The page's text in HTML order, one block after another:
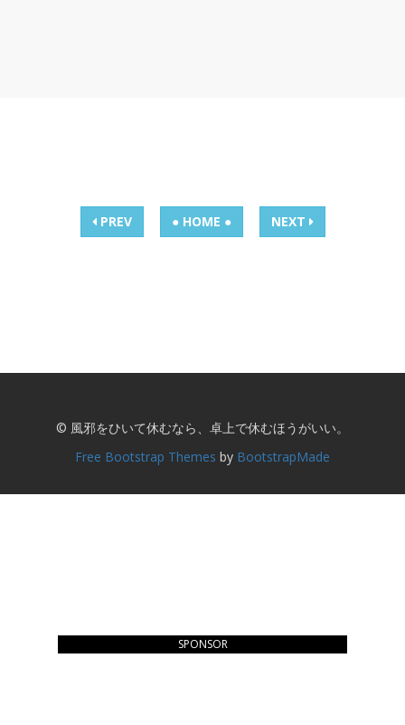
PREV ● HOME ● NEXT
© 風邪をひいて休むなら、卓上で休むほうがいい。
Free Bootstrap Themes by BootstrapMade
SPONSOR